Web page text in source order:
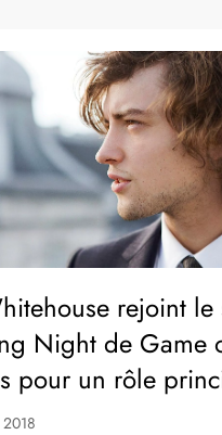
rejoint
Night de Game
pour un rôle